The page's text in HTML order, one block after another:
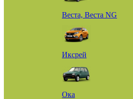
Веста, Веста NG
Иксрей
Ока